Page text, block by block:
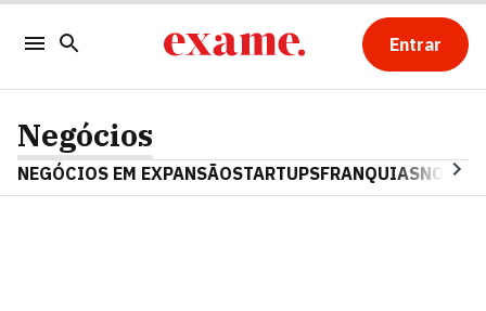
Entrar
Negócios
NEGÓCIOS EM EXPANSÃOSTARTUPSFRANQUIAS